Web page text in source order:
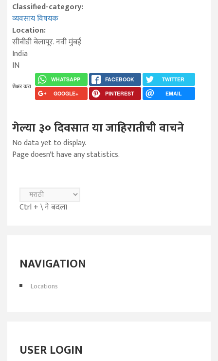
Classified-category:
व्यवसाय विषयक
Location:
सीबीडी बेलापूर.नवी मुंबई
India
IN
शेअर करा
WHATSAPP FACEBOOK
TWITTER
GOOGLE+
PINTEREST EMAIL
गेल्या ३० दिवसात या जाहिरातीची वाचने
No data yet to display.
Page doesn't have any statistics.
Ctrl + \ ने बदला
NAVIGATION
Locations
USER LOGIN